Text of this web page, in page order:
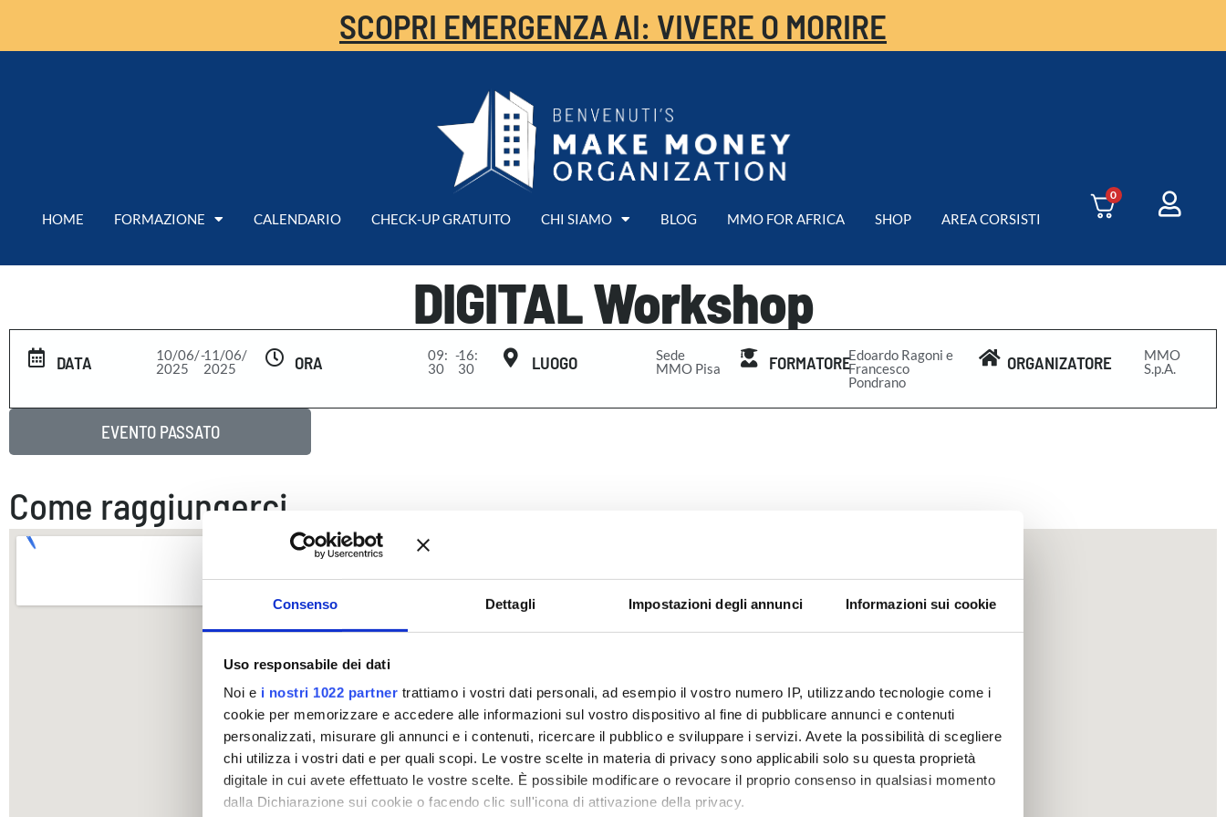
Consenso Dettagli Impostazioni degli annunci Informazioni sui cookie
Uso responsabile dei dati
Noi e i nostri 1022 partner trattiamo i vostri dati personali, ad esempio il vostro numero IP, utilizzando tecnologie come i
cookie per memorizzare e accedere alle informazioni sul vostro dispositivo al fine di pubblicare annunci e contenuti
personalizzati, misurare gli annunci e i contenuti, ricercare il pubblico e sviluppare i servizi. Avete la possibilità di scegliere
chi utilizza i vostri dati e per quali scopi. Le vostre scelte in materia di privacy sono applicabili solo su questa proprietà
digitale in cui avete effettuato le vostre scelte. È possibile modificare o revocare il proprio consenso in qualsiasi momento
dalla Dichiarazione sui cookie o facendo clic sull'icona di attivazione della privacy.
SCOPRI EMERGENZA AI: VIVERE O MORIRE
HOME FORMAZIONE CALENDARIO CHECK-UP GRATUITO CHI SIAMO BLOG MMO FOR AFRICA SHOP AREA CORSISTI
0
DIGITAL Workshop
DATA
10/06/
2025
-11/06/
2025
ORA
09:
30
-16:
30
LUOGO
Sede
MMO Pisa
FORMATOREEdoardo Ragoni e
Francesco
Pondrano
ORGANIZATORE
MMO
S.p.A.
EVENTO PASSATO
Come raggiungerci